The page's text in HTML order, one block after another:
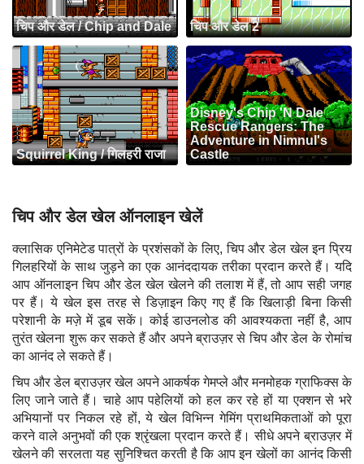
चिप और डेल / Chip and Dale चिप और डेल 2
Squirrel King / गिलहरी राजा
Disney's Chip 'N Dale
Rescue Rangers: The
Adventure in Nimnul's
Castle
चिप और डेल खेल ऑनलाइन खेलें
क्लासिक एनिमेटेड पात्रों के प्रशंसकों के लिए, चिप और डेल खेल इन प्रिय
गिलहरियों के साथ जुड़ने का एक आनंददायक तरीका प्रदान करते हैं। यदि
आप ऑनलाइन चिप और डेल खेल खेलने की तलाश में हैं, तो आप सही जगह
पर हैं। ये खेल इस तरह से डिज़ाइन किए गए हैं कि खिलाड़ी बिना किसी
परेशानी के मज़े में डूब सकें। कोई डाउनलोड की आवश्यकता नहीं है, आप
तुरंत खेलना शुरू कर सकते हैं और अपने ब्राउज़र से चिप और डेल के रोमांच
का आनंद ले सकते हैं।
चिप और डेल ब्राउज़र खेल अपने आकर्षक गेमप्ले और मनमोहक ग्राफिक्स के
लिए जाने जाते हैं। चाहे आप पहेलियों को हल कर रहे हों या एक्शन से भरे
अभियानों पर निकल रहे हों, ये खेल विभिन्न गेमिंग प्राथमिकताओं को पूरा
करने वाले अनुभवों की एक श्रृंखला प्रदान करते हैं। सीधे अपने ब्राउज़र में
खेलने की सरलता यह सुनिश्चित करती है कि आप इन खेलों का आनंद किसी